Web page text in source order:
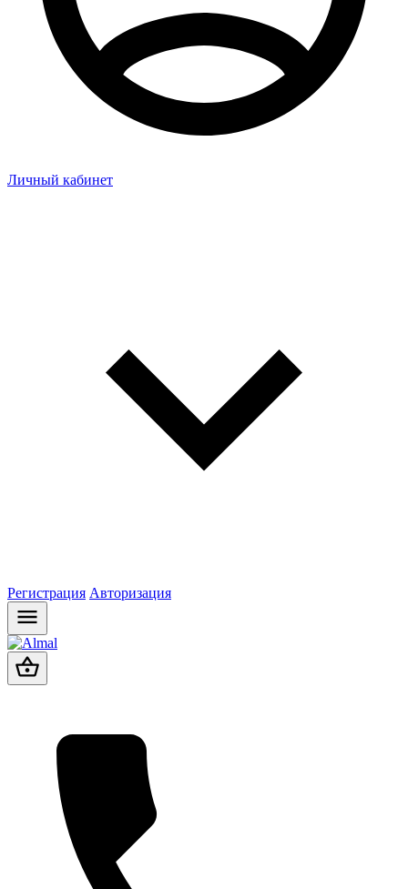
Личный кабинет
Регистрация Авторизация